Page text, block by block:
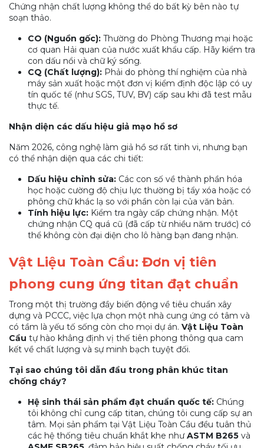
Chứng nhận chất lượng không thể do bất kỳ bên nào tự
soạn thảo.
CO (Nguồn gốc): Thường do Phòng Thương mại hoặc
cơ quan Hải quan của nước xuất khẩu cấp. Hãy kiểm tra
con dấu nổi và chữ ký sống.
CQ (Chất lượng): Phải do phòng thí nghiệm của nhà
máy sản xuất hoặc một đơn vị kiểm định độc lập có uy
tín quốc tế (như SGS, TUV, BV) cấp sau khi đã test mẫu
thực tế.
Nhận diện các dấu hiệu giả mạo hồ sơ
Năm 2026, công nghệ làm giả hồ sơ rất tinh vi, nhưng bạn
có thể nhận diện qua các chi tiết:
Dấu hiệu chỉnh sửa: Các con số về thành phần hóa
học hoặc cường độ chịu lực thường bị tẩy xóa hoặc có
phông chữ khác lạ so với phần còn lại của văn bản.
Tính hiệu lực: Kiểm tra ngày cấp chứng nhận. Một
chứng nhận CQ quá cũ (đã cấp từ nhiều năm trước) có
thể không còn đại diện cho lô hàng bạn đang nhận.
Vật Liệu Toàn Cầu: Đơn vị tiên
phong cung ứng titan đạt chuẩn
Trong một thị trường đầy biến động về tiêu chuẩn xây
dựng và PCCC, việc lựa chọn một nhà cung ứng có tâm và
có tầm là yếu tố sống còn cho mọi dự án. Vật Liệu Toàn
Cầu tự hào khẳng định vị thế tiên phong thông qua cam
kết về chất lượng và sự minh bạch tuyệt đối.
Tại sao chúng tôi dẫn đầu trong phân khúc titan
chống cháy?
Hệ sinh thái sản phẩm đạt chuẩn quốc tế: Chúng
tôi không chỉ cung cấp titan, chúng tôi cung cấp sự an
tâm. Mọi sản phẩm tại Vật Liệu Toàn Cầu đều tuân thủ
các hệ thống tiêu chuẩn khắt khe nhưASTM B265 và